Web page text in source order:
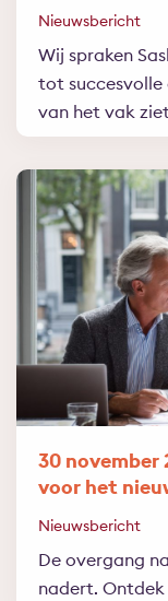
Nieuwsbericht
Wij spraken
tot succesvolle
van het vak
30 november
voor het
Nieuwsbericht
De overgang
nadert.